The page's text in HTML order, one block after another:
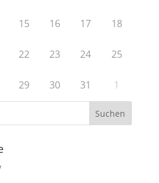
15 16 17 18
22 23 24 25
29 30 31 1